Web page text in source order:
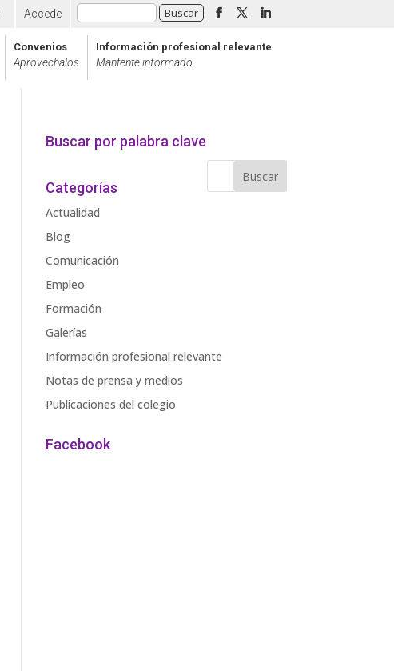
Accede
Convenios
Aprovéchalos
Información profesional relevante
Mantente informado
Buscar por palabra clave
Categorías
Actualidad
Blog
Comunicación
Empleo
Formación
Galerías
Información profesional relevante
Notas de prensa y medios
Publicaciones del colegio
Facebook